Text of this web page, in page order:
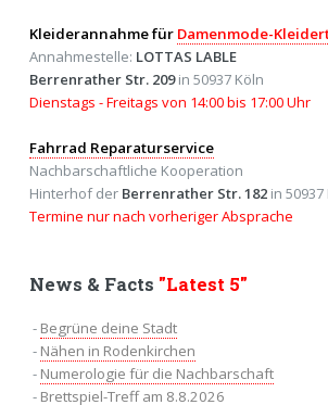
Kleiderannahme für Damenmode-
Annahmestelle: LOTTAS LABLE
Berrenrather Str. 209in 50937 Köln
Dienstags - Freitags von 14:00 bis 17:00 Uhr
Fahrrad Reparaturservice
Nachbarschaftliche Kooperation
Hinterhof der Berrenrather Str. 182 in 50937
Termine nur nach vorheriger Absprache
News & Facts "Latest 5"
- Begrüne deine Stadt
- Nähen in Rodenkirchen
- Numerologie für die Nachbarschaft
- Brettspiel-Treff am 8.8.2026